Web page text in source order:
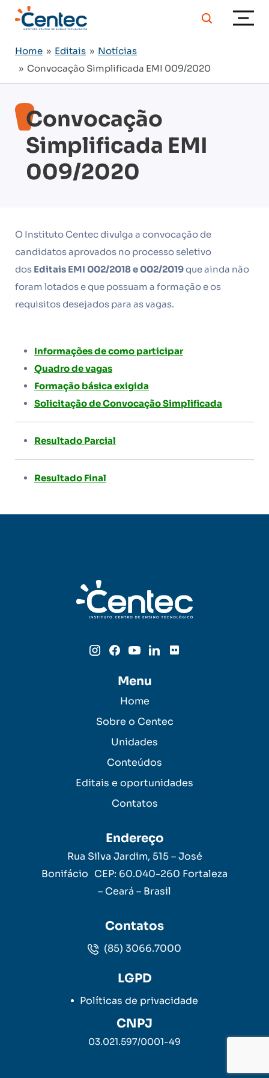
Home » Editais » Notícias
» Convocação Simplificada EMI 009/2020
Convocação
Simplificada EMI
009/2020
O Instituto Centec divulga a convocação de
candidatos aprovados no processo seletivo
dos Editais EMI 002/2018 e 002/2019que ainda não
foram lotados e que possuam a formação e os
requisitos desejados para as vagas.
Informações de como participar
Quadro de vagas
Formação básica exigida
Solicitação de Convocação Simplificada
Resultado Parcial
Resultado Final
Menu
Home
Sobre o Centec
Unidades
Conteúdos
Editais e oportunidades
Contatos
Endereço
Rua Silva Jardim, 515 – José
Bonifácio CEP: 60.040-260 Fortaleza
– Ceará – Brasil
Contatos
(85) 3066.7000
LGPD
Políticas de privacidade
CNPJ
03.021.597/0001-49